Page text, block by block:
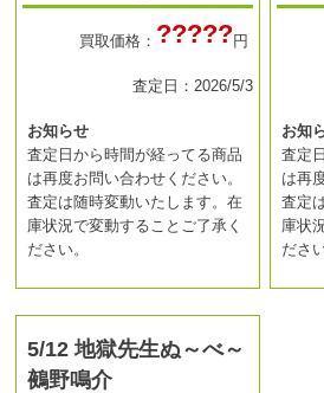
買取価格： ?????円
査定日：2026/5/3
お知らせ
査定日から時間が経ってる商品
は再度お問い合わせください。
査定は随時変動いたします。在
庫状況で変動することご了承く
ださい。
お知
査定
は再
査定
庫状
ださ
5/12 地獄先生ぬ～べ～
鵺野鳴介